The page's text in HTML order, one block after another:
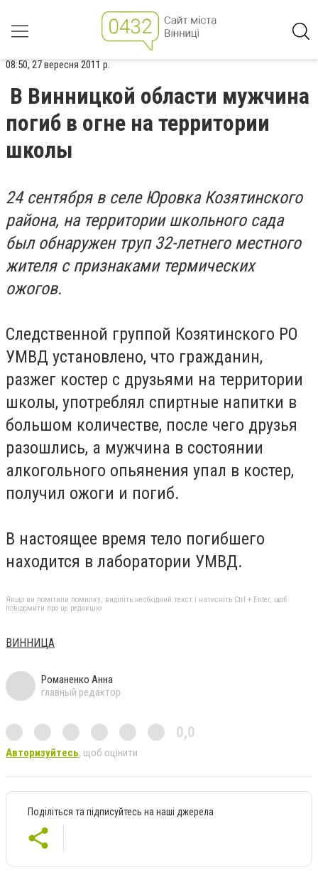
08:50, 27 вересня 2011 р.
В Винницкой области мужчина
погиб в огне на территории
школы
24 сентября в селе Юровка Козятинского
района, на территории школьного сада
был обнаружен труп 32-летнего местного
жителя с признаками термических
ожогов.
Следственной группой Козятинского РО
УМВД установлено, что гражданин,
разжег костер с друзьями на территории
школы, употреблял спиртные напитки в
большом количестве, после чего друзья
разошлись, а мужчина в состоянии
алкогольного опьянения упал в костер,
получил ожоги и погиб.
В настоящее время тело погибшего
находится в лаборатории УМВД.
Якщо ви помітили помилку, виділіть необхідний текст і натисніть Ctrl + Enter, щоб
повідомити про це редакцію
ВИННИЦА
Романенко Анна
главный редактор
0,0
Авторизуйтесь, щоб оцінити
Поділіться та підписуйтесь на наші джерела